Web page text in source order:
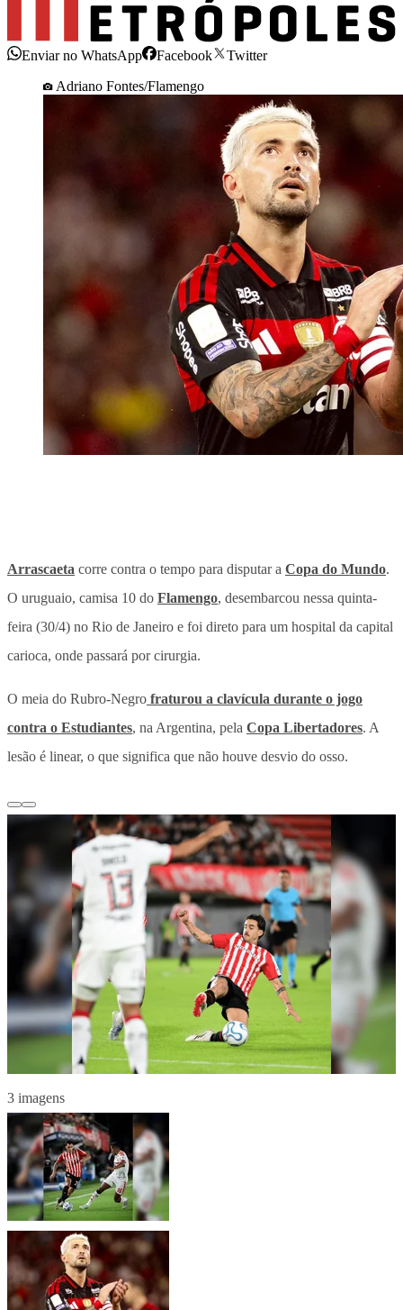
Enviar no WhatsApp Facebook
Twitter
Adriano Fontes/Flamengo
Arrascaeta corre contra o tempo para disputar a Copa do Mundo.
O uruguaio, camisa 10 do Flamengo, desembarcou nessa quinta-
feira (30/4) no Rio de Janeiro e foi direto para um hospital da capital
carioca, onde passará por cirurgia.
O meia do Rubro-Negro fraturou a clavícula durante o jogo
contra o Estudiantes, na Argentina, pela Copa Libertadores. A
lesão é linear, o que significa que não houve desvio do osso.
3 imagens